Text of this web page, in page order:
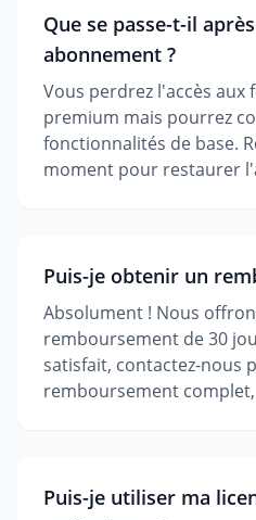
Que se passe-t-il
abonnement ?
Vous perdrez l'accès aux
premium mais pourrez
fonctionnalités de base.
moment pour restaurer
Puis-je obtenir un
Absolument ! Nous
remboursement de 30
satisfait, contactez-nous
remboursement
Puis-je utiliser ma